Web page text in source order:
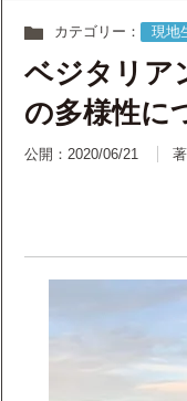
カテゴリー： 現地
ベジタリア
の多様性に
公開：2020/06/21